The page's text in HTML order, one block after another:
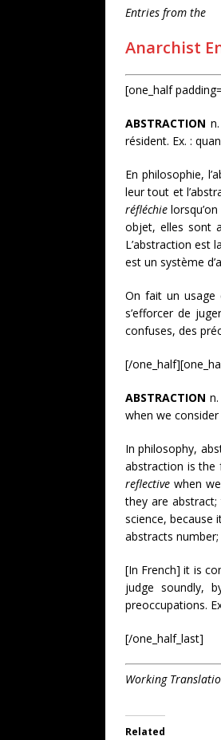
Entries from the
Anarchist
[one_half
ABSTRACTION
résident. Ex. :
En philosophie,
leur tout et
réfléchie
objet, elles sont
L’abstraction est
est un système
On fait un usage
s’efforcer de
confuses, des
[/
ABSTRACTION
when we
In philosophy,
abstraction is the
reflective when
they are
science, because
abstracts
[In French] it is
judge soundly,
preoccupations.
[/one_half_last]
Working
Related